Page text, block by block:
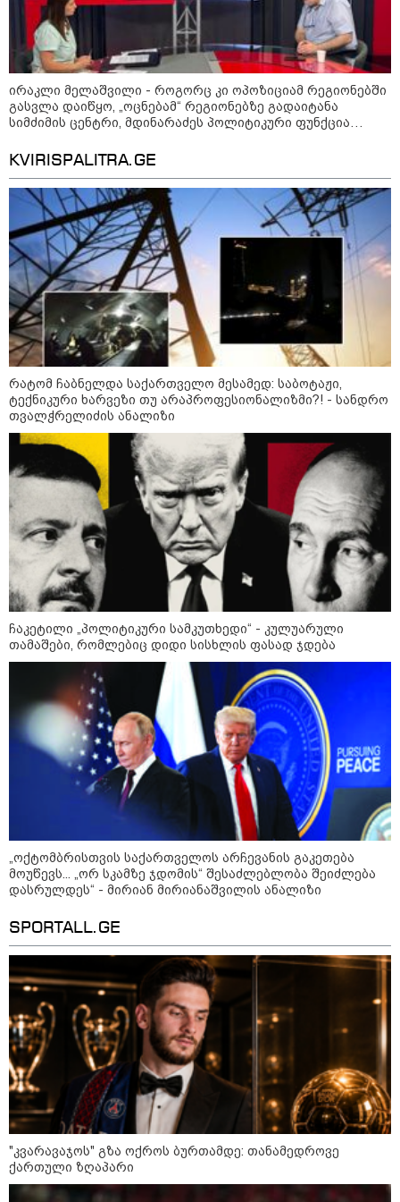
10:52 / 06-08-2026
ვაშინგტონს რაკეტების დეფიციტი აქვს? -
მედიის ცნობით, დონალდ ტრამპი პიტ
ჰეგსეთს დაუპირისპირდა: დეტალები
23:15 / 06-08-2026
“არ მინდა, ბაიდენივით
სცენიდან გადავარდეს“ -
დონალდ ტრამპის სიტყვით
სახალისო შემთხვევის მოწმენი
გახდნენ
23:45 / 05-08-2026
ტრაგედია შოტლანდიაში - 35
წლის მამას 9 წლის
ქალიშვილის მკვლელობაში
ედება ბრალი
14:08 / 05-08-2026
ლაიფციგის აეროპორტში
უკრაინულ თვითმფრინავთან
ახლოს ასაფეთქებელი
მოწყობილობით აღჭურვილი
დრონი აღმოაჩინეს - რას წერს
მედია
13:22 / 05-08-2026
საფრანგეთის სოფელში ტყის
ხანძრის შემდეგ მეორე
მსოფლიო ომის დროინდელი
ასობით ჭურვი აღმოაჩინეს -
"რიგრიგობით
ფეთქდებოდნენ..."
კატეგორიის ყველა სიახლე
2008 წლის რუსეთ-საქართველოს
ომიდან 18 წელი გავიდა
სამოქალაქო საზოგადოების
წარმომადგენლები 2008 წლის
რუსეთ-საქართველოს აგვისტოს
ირაკლი მელაშვილი - როგორც კი ოპოზიციამ რეგიონებში
გასვლა დაიწყო, „ოცნებამ“ რეგიონებზე გადაიტანა
სიმძიმის ცენტრი, მდინარაძეს პოლიტიკური ფუნქცია
ამოცანაა, მაქსიმალური უზრუნველყოფა ოპოზიციის
KVIRISPALITRA.GE
რატომ ჩაბნელდა საქართველო მესამედ: საბოტაჟი,
ტექნიკური ხარვეზი თუ არაპროფესიონალიზმი?! - სანდრო
თვალჭრელიძის ანალიზი
ჩაკეტილი „პოლიტიკური სამკუთხედი“ - კულუარული
თამაშები, რომლებიც დიდი სისხლის ფასად ჯდება
„ოქტომბრისთვის საქართველოს არჩევანის გაკეთება
მოუწევს... „ორ სკამზე ჯდომის“ შესაძლებლობა შეიძლება
დასრულდეს“ - მირიან მირიანაშვილის ანალიზი
SPORTALL.GE
"კვარავაჯოს" გზა ოქროს ბურთამდე: თანამედროვე
ქართული ზღაპარი